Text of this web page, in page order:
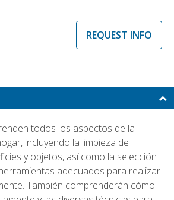
REQUEST INFO
todos los aspectos de la
incluyendo la limpieza de
y objetos, así como la selección
adecuados para realizar
También comprenderán cómo